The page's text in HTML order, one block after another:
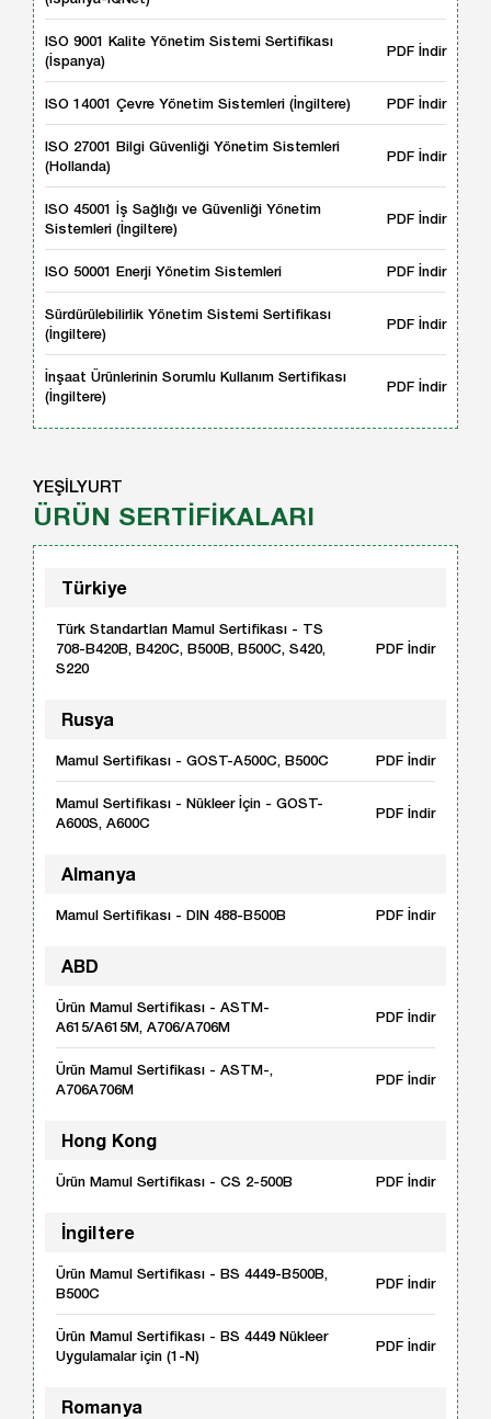
ISO 9001 Kalite Yönetim Sistemi Sertifikası
(İspanya)
PDF İndir
ISO 14001 Çevre Yönetim Sistemleri (İngiltere) PDF İndir
ISO 27001 Bilgi Güvenliği Yönetim Sistemleri
(Hollanda)
PDF İndir
ISO 45001 İş Sağlığı ve Güvenliği Yönetim
Sistemleri (İngiltere)
PDF İndir
ISO 50001 Enerji Yönetim Sistemleri PDF İndir
Sürdürülebilirlik Yönetim Sistemi Sertifikası
(İngiltere)
PDF İndir
İnşaat Ürünlerinin Sorumlu Kullanım Sertifikası
(İngiltere)
PDF İndir
YEŞİLYURT
ÜRÜN SERTİFİKALARI
Türkiye
Türk Standartları Mamul Sertifikası - TS
708-B420B, B420C, B500B, B500C, S420,
S220
PDF İndir
Rusya
Mamul Sertifikası - GOST-A500C, B500C PDF İndir
Mamul Sertifikası - Nükleer İçin - GOST-
A600S, A600C
PDF İndir
Almanya
Mamul Sertifikası - DIN 488-B500B PDF İndir
ABD
Ürün Mamul Sertifikası - ASTM-
A615/A615M, A706/A706M
PDF İndir
Ürün Mamul Sertifikası - ASTM-,
A706A706M
PDF İndir
Hong Kong
Ürün Mamul Sertifikası - CS 2-500B PDF İndir
İngiltere
Ürün Mamul Sertifikası - BS 4449-B500B,
B500C
PDF İndir
Ürün Mamul Sertifikası - BS 4449 Nükleer
Uygulamalar için (1-N)
PDF İndir
Romanya